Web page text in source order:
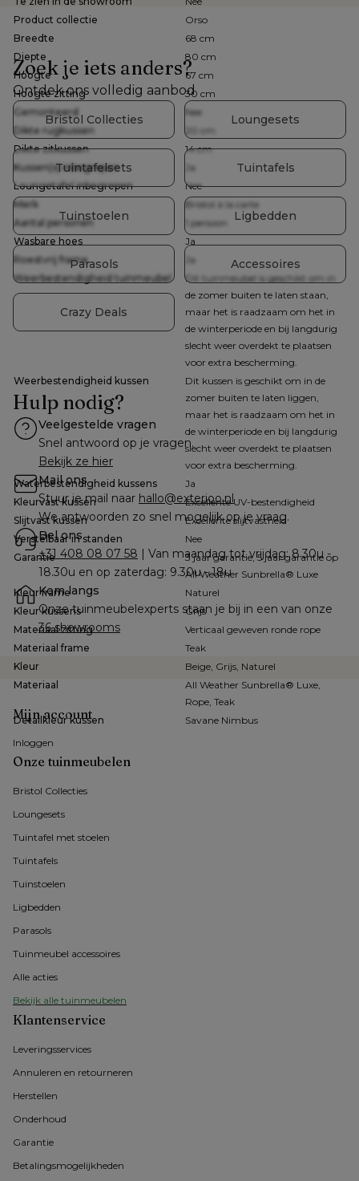
Product collectie
Orso
Breedte
68 cm
Diepte
80 cm
Hoogte
67 cm
Hoogte zitting
30 cm
Gemonteerd
Nee
Dikte rugkussen
20 cm
Dikte zitkussen
14 cm
Kussen(s) inbegrepen
Ja
Loungetafel inbegrepen
Nee
Merk
Bristol à la carte
Aantal personen
1 persoon
Wasbare hoes
Ja
Roestvrij frame
Ja
Weerbestendigheid tuinmeubel
Dit tuinmeubel is geschikt om in
de zomer buiten te laten staan,
maar het is raadzaam om het in
de winterperiode en bij langdurig
slecht weer overdekt te plaatsen
voor extra bescherming.
Weerbestendigheid kussen
Dit kussen is geschikt om in de
zomer buiten te laten liggen,
maar het is raadzaam om het in
de winterperiode en bij langdurig
slecht weer overdekt te plaatsen
voor extra bescherming.
Waterbestendigheid kussens
Ja
Kleurvast kussen
Excellente UV-bestendigheid
Slijtvast kussen
Excellente slijtvastheid
Verstelbaar in standen
Nee
Garantie
3 jaar garantie, 5 jaar garantie op
All Weather Sunbrella® Luxe
Kleur frame
Naturel
Kleur kussens
Grijs
Materiaal zitting
Verticaal geweven ronde rope
Materiaal frame
Teak
Kleur
Beige, Grijs, Naturel
Materiaal
All Weather Sunbrella® Luxe,
Rope, Teak
Detailkleur kussen
Savane Nimbus
Zoek je iets anders?
Ontdek ons volledig aanbod
Bristol Collecties Loungesets
Tuintafelsets Tuintafels
Tuinstoelen Ligbedden
Parasols Accessoires
Crazy Deals
Hulp nodig?
Veelgestelde vragen
Snel antwoord op je vragen.
Bekijk ze hier
Mail ons
Stuur je mail naar hallo@exterioo.nl
We antwoorden zo snel mogelijk op je vraag.
Bel ons
+31 408 08 07 58 | Van maandag tot vrijdag: 8.30u -
18.30u en op zaterdag: 9.30u - 18u
Kom langs
36 showrooms
Onze tuinmeubelen
Bristol Collecties
Loungesets
Tuintafel met stoelen
Tuintafels
Tuinstoelen
Ligbedden
Parasols
Tuinmeubel accessoires
Alle acties
Bekijk alle tuinmeubelen
Klantenservice
Leveringsservices
Annuleren en retourneren
Herstellen
Onderhoud
Garantie
Betalingsmogelijkheden
Mijn account
Inloggen